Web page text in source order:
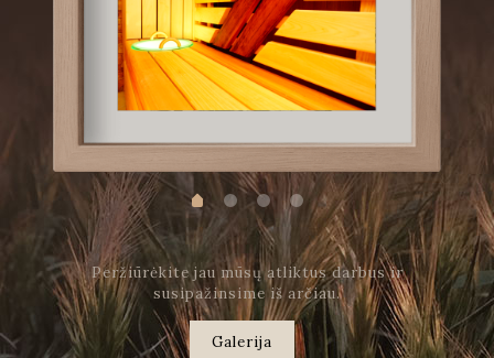
Peržiūrėkite jau mūsų atliktus darbus ir
susipažinsime iš arčiau.
Galerija